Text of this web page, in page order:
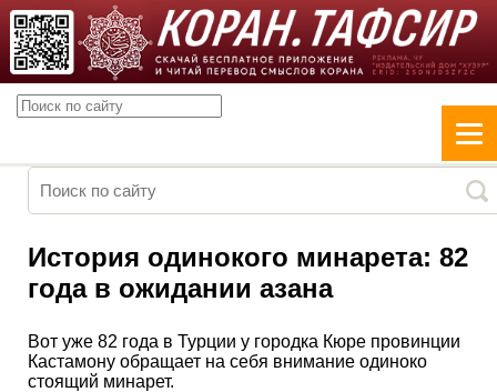
История одинокого минарета: 82
года в ожидании азана
Вот уже 82 года в Турции у городка Кюре провинции
Кастамону обращает на себя внимание одиноко
стоящий минарет.